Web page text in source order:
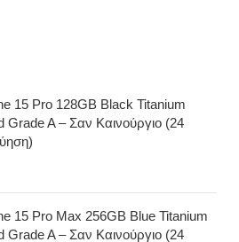
15 Pro 128GB Black Titanium
Grade A – Σαν Καινούργιο (24
15 Pro Max 256GB Blue Titanium
Grade A – Σαν Καινούργιο (24